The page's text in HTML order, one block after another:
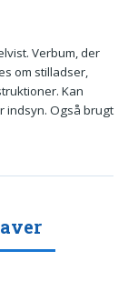
Verbum, der
om stilladser,
Kan
indsyn. Også brugt